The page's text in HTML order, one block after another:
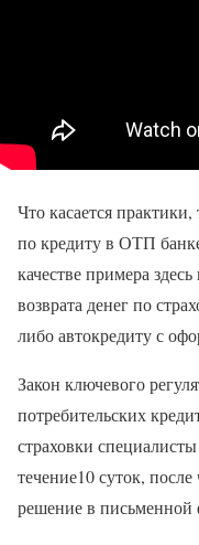
Что касается
по кредиту в ОТП
качестве примера
возврата денег по
либо автокредиту с
Закон ключевого
потребительских
страховки
течение10 суток,
решение в письменной